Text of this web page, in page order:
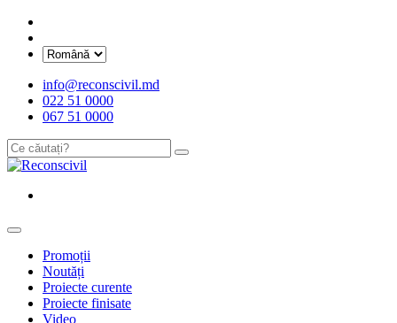
info@reconscivil.md
022 51 0000
067 51 0000
Promoții
Noutăți
Proiecte curente
Proiecte finisate
Video